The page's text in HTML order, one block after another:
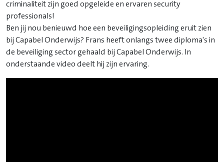
criminaliteit zijn goed opgeleide en ervaren security
professionals!
Ben jij nou benieuwd hoe een beveiligingsopleiding eruit zien
bij Capabel Onderwijs? Frans heeft onlangs twee diploma's in
de beveiliging sector gehaald bij Capabel Onderwijs. In
onderstaande video deelt hij zijn ervaring.